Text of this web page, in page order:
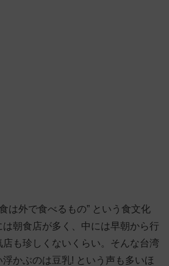
は外で食べるもの” という食文化
朝食店が多く、中には早朝から行
も珍しくないくらい。そんな台湾
かぶのは豆乳! という声も多いほ